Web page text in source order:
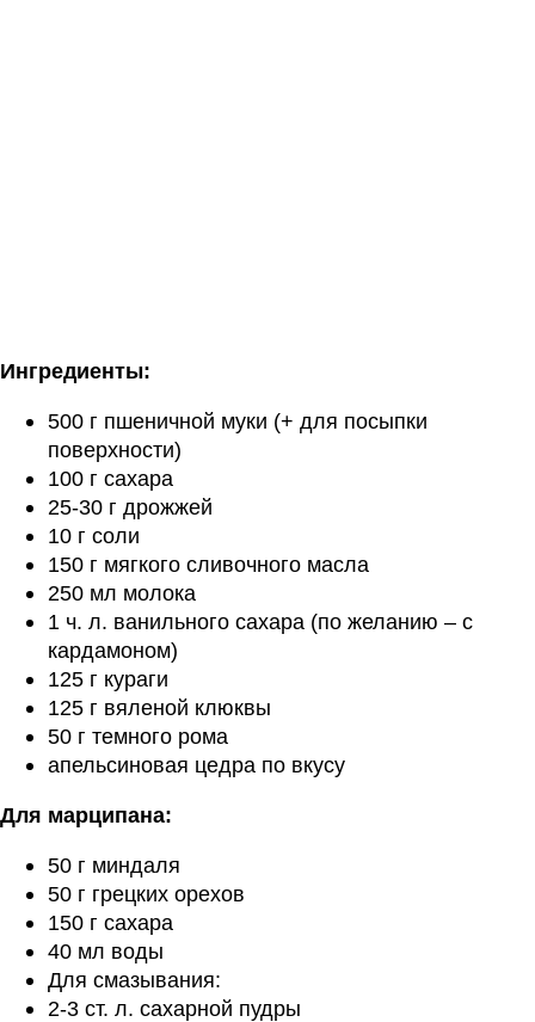
Ингредиенты:
500 г пшеничной муки (+ для посыпки
поверхности)
100 г сахара
25-30 г дрожжей
10 г соли
150 г мягкого сливочного масла
250 мл молока
1 ч. л. ванильного сахара (по желанию – с
кардамоном)
125 г кураги
125 г вяленой клюквы
50 г темного рома
апельсиновая цедра по вкусу
Для марципана:
50 г миндаля
50 г грецких орехов
150 г сахара
40 мл воды
Для смазывания:
2-3 ст. л. сахарной пудры